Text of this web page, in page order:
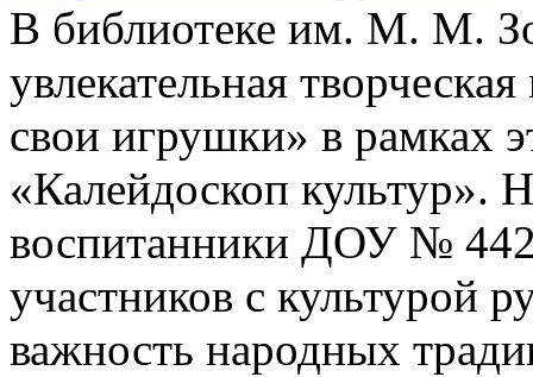
В библиотеке им. М. М.
увлекательная
свои игрушки» в рамках
«Калейдоскоп культур».
воспитанники ДОУ №
участников с культурой
важность народных